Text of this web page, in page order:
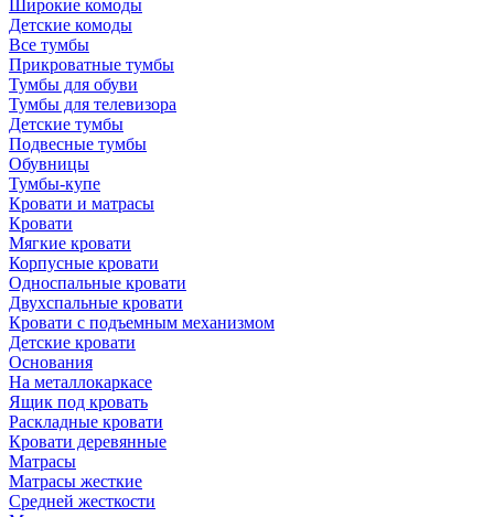
Широкие комоды
Детские комоды
Все тумбы
Прикроватные тумбы
Тумбы для обуви
Тумбы для телевизора
Детские тумбы
Подвесные тумбы
Обувницы
Тумбы-купе
Кровати и матрасы
Кровати
Мягкие кровати
Корпусные кровати
Односпальные кровати
Двухспальные кровати
Кровати с подъемным механизмом
Детские кровати
Основания
На металлокаркасе
Ящик под кровать
Раскладные кровати
Кровати деревянные
Матрасы
Матрасы жесткие
Средней жесткости